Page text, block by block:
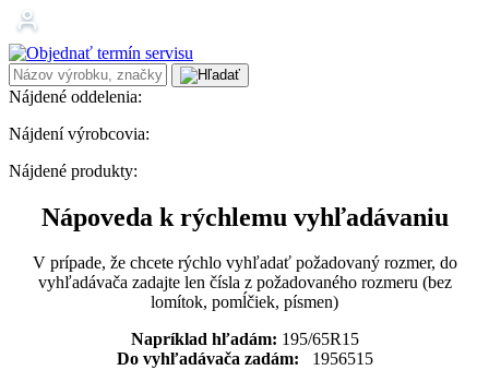
Nájdené oddelenia:
Nájdení výrobcovia:
Nájdené produkty:
Nápoveda k rýchlemu vyhľadávaniu
V prípade, že chcete rýchlo vyhľadať požadovaný rozmer, do
vyhľadávača zadajte len čísla z požadovaného rozmeru (bez
lomítok, pomĺčiek, písmen)
Napríklad hľadám: 195/65R15
Do vyhľadávača zadám: 1956515